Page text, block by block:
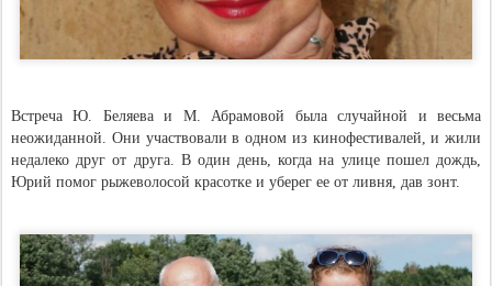
Встреча Ю. Беляева и М. Абрамовой была случайной и весьма
неожиданной. Они участвовали в одном из кинофестивалей, и жили
недалеко друг от друга. В один день, когда на улице пошел дождь,
Юрий помог рыжеволосой красотке и уберег ее от ливня, дав зонт.